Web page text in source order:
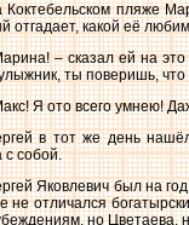
Коктебельском пляже
отгадает, какой её
– сказал ей на
ты поверишь,
Я ото всего умнею!
в тот же день
с собой.
Яковлевич был на
не отличался
но Цветаева,